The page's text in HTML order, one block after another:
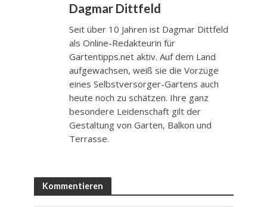
Dagmar Dittfeld
Seit über 10 Jahren ist Dagmar Dittfeld
als Online-Redakteurin für
Gartentipps.net aktiv. Auf dem Land
aufgewachsen, weiß sie die Vorzüge
eines Selbstversorger-Gartens auch
heute noch zu schätzen. Ihre ganz
besondere Leidenschaft gilt der
Gestaltung von Garten, Balkon und
Terrasse.
Kommentieren